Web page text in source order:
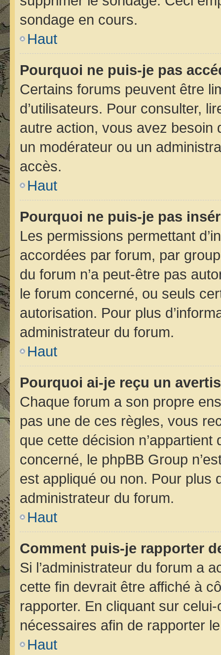
sondage en cours.
Haut
Pourquoi ne puis-je pas
Certains forums peuvent être
d’utilisateurs. Pour consulter,
autre action, vous avez besoin
un modérateur ou un
accès.
Haut
Pourquoi ne puis-je pas
Les permissions permettant
accordées par forum, par
du forum n’a peut-être pas
le forum concerné, ou seuls
autorisation. Pour plus
administrateur du forum.
Haut
Pourquoi ai-je reçu un
Chaque forum a son propre
pas une de ces règles, vous
que cette décision n’appartient
concerné, le phpBB Group
est appliqué ou non. Pour plus
administrateur du forum.
Haut
Comment puis-je rapporter
Si l’administrateur du forum a
cette fin devrait être affiché à
rapporter. En cliquant sur
nécessaires afin de rapporter
Haut